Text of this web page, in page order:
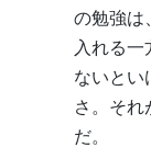
の勉強は
入れる一
ないとい
さ。それ
だ。